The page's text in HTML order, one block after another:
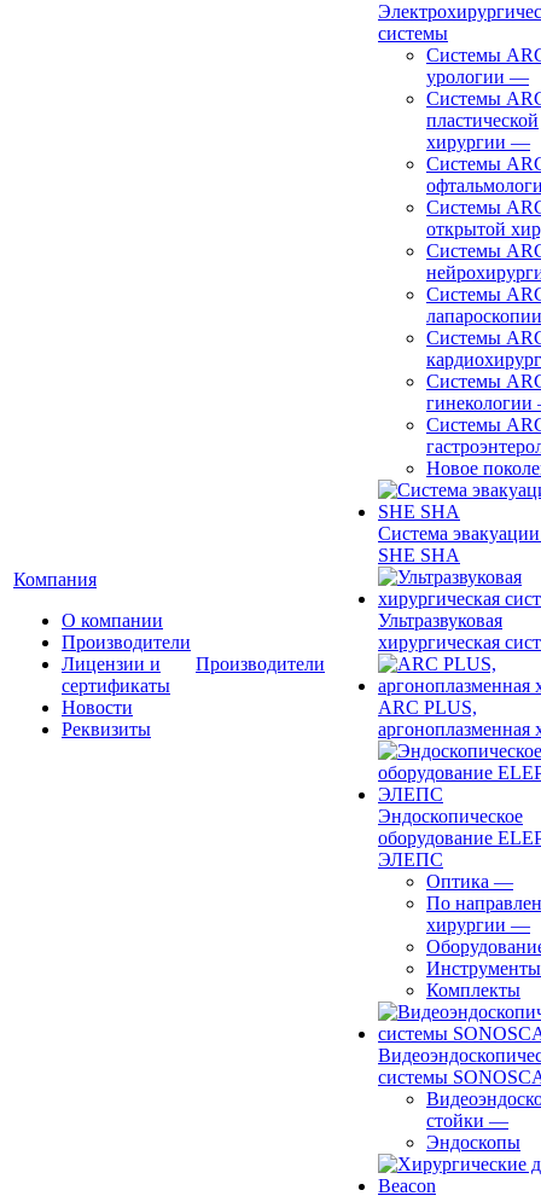
Компания
О компании
Производители
Лицензии и
сертификаты
Новости
Реквизиты
Производители
системы
Системы
урологии —
Системы
пластической
хирургии —
Системы
Системы
открытой
Системы
Системы
лапароскопии
Системы
Системы
гинекологии
Системы
Новое
Система
SHE SHA
Ультразвуковая
хирургическая
ARC PLUS,
аргоноплазменная
Эндоскопическое
оборудование
ЭЛЕПС
Оптика —
По
хирургии —
Инструменты
Комплекты
системы
стойки —
Эндоскопы